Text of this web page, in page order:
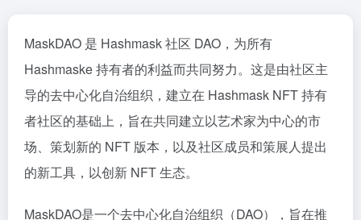
MaskDAO 是 Hashmask 社区 DAO，为所有
Hashmaske 持有者的利益而共同努力。这是由社区主
导的去中心化自治组织，建立在 Hashmask NFT 持有
者社区的基础上，旨在共同建立以艺术家为中心的市
场、策划新的 NFT 版本，以及社区成员和策展人提出
的新工具，以创新 NFT 生态。
MaskDAO是一个去中心化自治组织（DAO），旨在推